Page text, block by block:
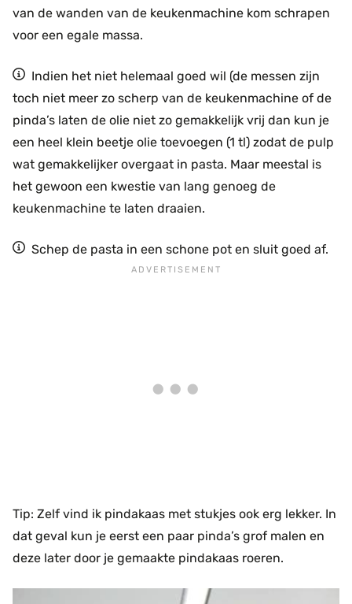
van de wanden van de keukenmachine kom schrapen
voor een egale massa.
Indien het niet helemaal goed wil (de messen zijn
toch niet meer zo scherp van de keukenmachine of de
pinda’s laten de olie niet zo gemakkelijk vrij dan kun je
een heel klein beetje olie toevoegen (1 tl) zodat de pulp
wat gemakkelijker overgaat in pasta. Maar meestal is
het gewoon een kwestie van lang genoeg de
keukenmachine te laten draaien.
Schep de pasta in een schone pot en sluit goed af.
Tip: Zelf vind ik pindakaas met stukjes ook erg lekker. In
dat geval kun je eerst een paar pinda’s grof malen en
deze later door je gemaakte pindakaas roeren.